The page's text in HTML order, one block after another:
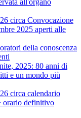
all'organo
circa Convocazione
2025 aperti alle
della conoscenza
2025: 80 anni di
e un mondo più
circa calendario
orario definitivo